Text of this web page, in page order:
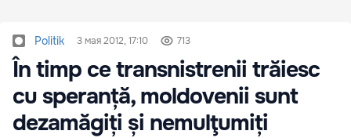
Politik 3 мая 2012, 17:10 713
În timp ce transnistrenii trăiesc
cu speranță, moldovenii sunt
dezamăgiți și nemulţumiți